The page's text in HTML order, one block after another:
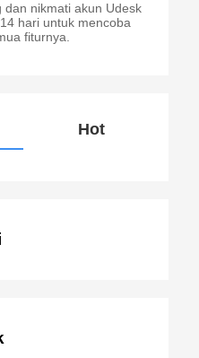
dan nikmati akun Udesk
hari untuk mencoba
fiturnya.
Hot